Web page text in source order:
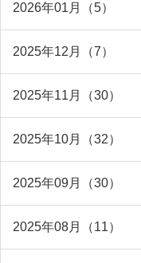
2026年01月（5）
2025年12月（7）
2025年11月（30）
2025年10月（32）
2025年09月（30）
2025年08月（11）